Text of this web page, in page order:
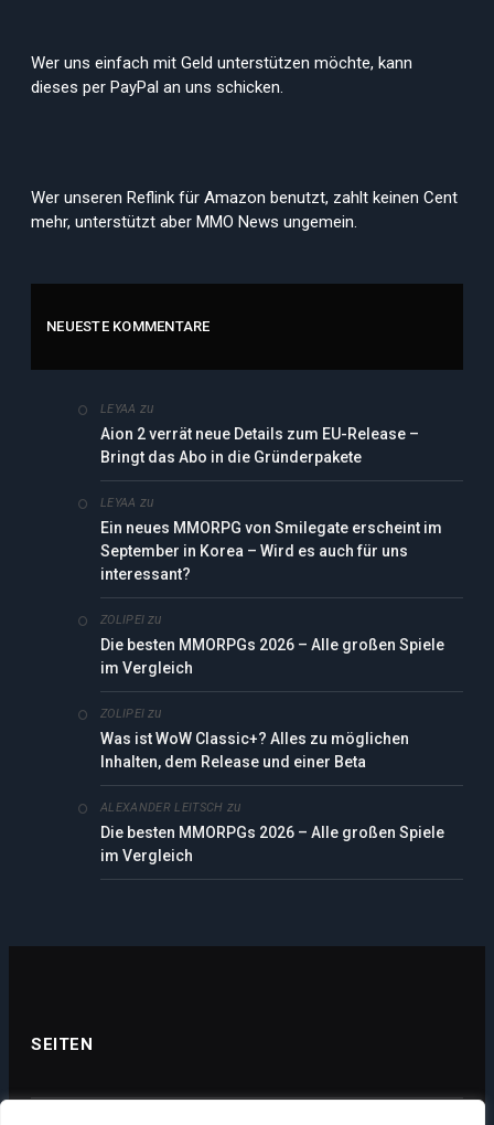
Wer uns einfach mit Geld unterstützen möchte, kann
dieses per PayPal an uns schicken.
Wer unseren Reflink für Amazon benutzt, zahlt keinen Cent
mehr, unterstützt aber MMO News ungemein.
NEUESTE KOMMENTARE
LEYAA zu
Aion 2 verrät neue Details zum EU-Release –
Bringt das Abo in die Gründerpakete
LEYAA zu
Ein neues MMORPG von Smilegate erscheint im
September in Korea – Wird es auch für uns
interessant?
ZOLIPEI zu
Die besten MMORPGs 2026 – Alle großen Spiele
im Vergleich
ZOLIPEI zu
Was ist WoW Classic+? Alles zu möglichen
Inhalten, dem Release und einer Beta
ALEXANDER LEITSCH zu
Die besten MMORPGs 2026 – Alle großen Spiele
im Vergleich
SEITEN